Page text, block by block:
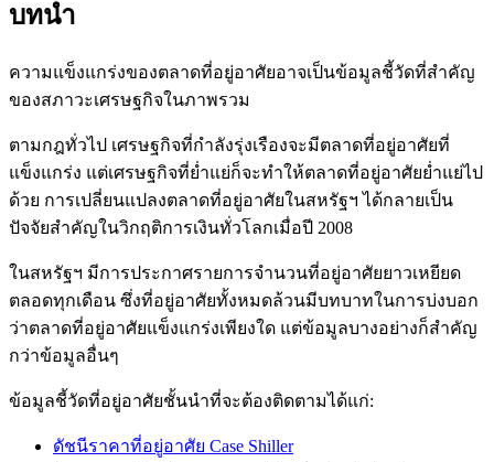
บทนำ
ความแข็งแกร่งของตลาดที่อยู่อาศัยอาจเป็นข้อมูลชี้วัดที่สำคัญ
ของสภาวะเศรษฐกิจในภาพรวม
ตามกฎทั่วไป เศรษฐกิจที่กำลังรุ่งเรืองจะมีตลาดที่อยู่อาศัยที่
แข็งแกร่ง แต่เศรษฐกิจที่ย่ำแย่ก็จะทำให้ตลาดที่อยู่อาศัยย่ำแย่ไป
ด้วย การเปลี่ยนแปลงตลาดที่อยู่อาศัยในสหรัฐฯ ได้กลายเป็น
ปัจจัยสำคัญในวิกฤติการเงินทั่วโลกเมื่อปี 2008
ในสหรัฐฯ มีการประกาศรายการจำนวนที่อยู่อาศัยยาวเหยียด
ตลอดทุกเดือน ซึ่งที่อยู่อาศัยทั้งหมดล้วนมีบทบาทในการบ่งบอก
ว่าตลาดที่อยู่อาศัยแข็งแกร่งเพียงใด แต่ข้อมูลบางอย่างก็สำคัญ
กว่าข้อมูลอื่นๆ
ข้อมูลชี้วัดที่อยู่อาศัยชั้นนำที่จะต้องติดตามได้แก่:
ดัชนีราคาที่อยู่อาศัย Case Shiller